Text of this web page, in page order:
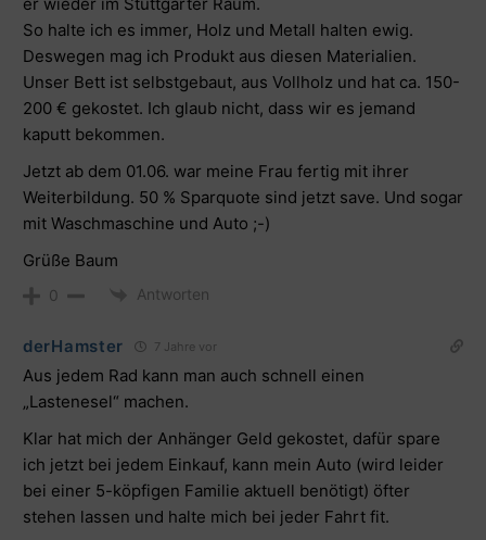
So halte ich es immer, Holz und Metall halten ewig.
Deswegen mag ich Produkt aus diesen Materialien.
Unser Bett ist selbstgebaut, aus Vollholz und hat ca. 150-
200 € gekostet. Ich glaub nicht, dass wir es jemand
kaputt bekommen.
Jetzt ab dem 01.06. war meine Frau fertig mit ihrer
Weiterbildung. 50 % Sparquote sind jetzt save. Und sogar
mit Waschmaschine und Auto ;-)
Grüße Baum
0 Antworten
derHamster 7 Jahre vor
Aus jedem Rad kann man auch schnell einen
„Lastenesel“ machen.
Klar hat mich der Anhänger Geld gekostet, dafür spare
ich jetzt bei jedem Einkauf, kann mein Auto (wird leider
bei einer 5-köpfigen Familie aktuell benötigt) öfter
stehen lassen und halte mich bei jeder Fahrt fit.